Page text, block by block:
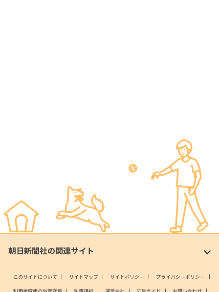
朝日新聞社の関連サイト
このサイトについて サイトマップ サイトポリシー
プライバシーポリシー